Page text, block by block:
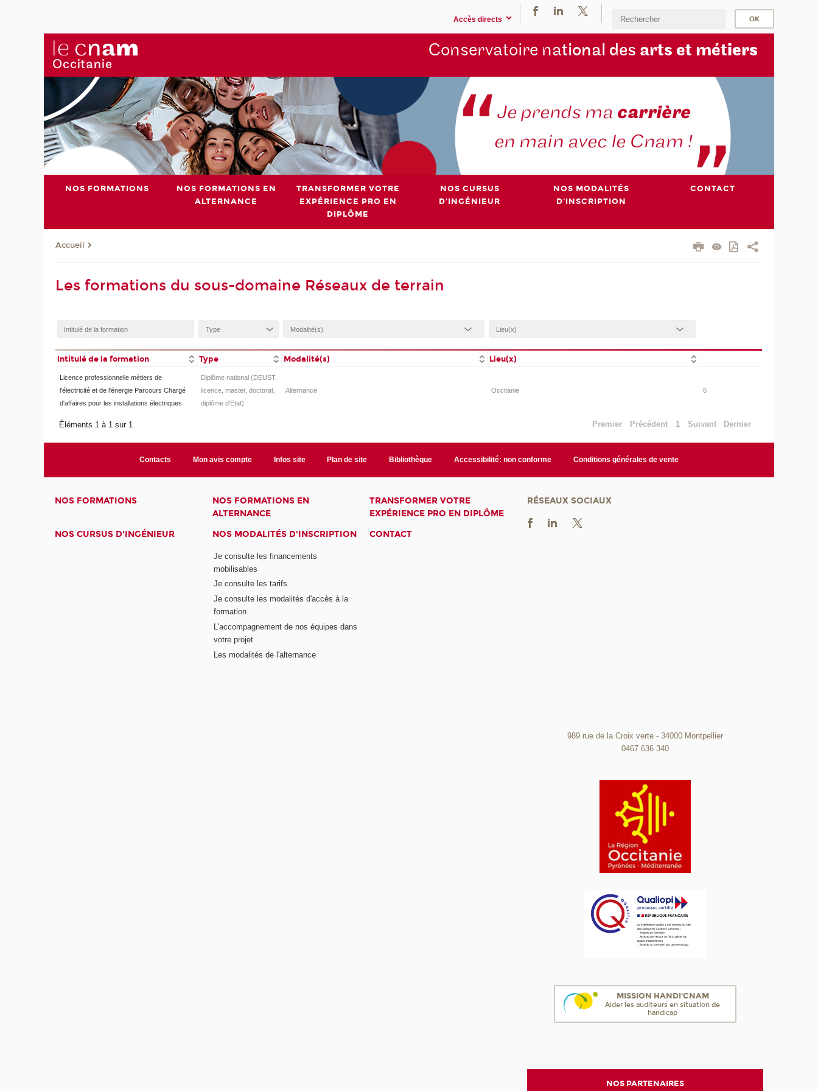
Accès directs
Conservatoire national des arts et métiers
NOS FORMATIONS
NOS FORMATIONS EN
ALTERNANCE
TRANSFORMER VOTRE
EXPÉRIENCE PRO EN
DIPLÔME
NOS CURSUS
D'INGÉNIEUR
NOS MODALITÉS
D'INSCRIPTION
CONTACT
Accueil
Les formations du sous-domaine Réseaux de terrain
Intitulé de la formation Type Modalité(s) Lieu(x)
Licence professionnelle métiers de
l'électricité et de l'énergie Parcours Chargé
d'affaires pour les installations électriques
Diplôme national (DEUST,
licence, master, doctorat,
diplôme d'Etat)
Alternance Occitanie 6
Éléments 1 à 1 sur 1 Premier Précédent 1 Suivant Dernier
Contacts Mon avis compte Infos site Plan de site Bibliothèque Accessibilité: non conforme Conditions générales de vente
NOS FORMATIONS
NOS FORMATIONS EN
ALTERNANCE
TRANSFORMER VOTRE
EXPÉRIENCE PRO EN DIPLÔME
NOS CURSUS D'INGÉNIEUR
NOS MODALITÉS D'INSCRIPTION
Je consulte les financements
mobilisables
Je consulte les tarifs
Je consulte les modalités d'accès à la
formation
L'accompagnement de nos équipes dans
votre projet
Les modalités de l'alternance
CONTACT
RÉSEAUX SOCIAUX
989 rue de la Croix verte - 34000 Montpellier
0467 636 340
MISSION HANDI'CNAM
Aider les auditeurs en situation de
handicap
NOS PARTENAIRES